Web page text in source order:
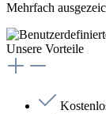
Mehrfach
Unsere Vorteile